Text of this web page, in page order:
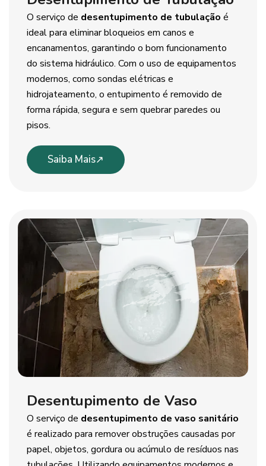
O serviço de desentupimento de tubulação é
ideal para eliminar bloqueios em canos e
encanamentos, garantindo o bom funcionamento
do sistema hidráulico. Com o uso de equipamentos
modernos, como sondas elétricas e
hidrojateamento, o entupimento é removido de
forma rápida, segura e sem quebrar paredes ou
pisos.
Saiba Mais
Desentupimento de Vaso
O serviço de desentupimento de vaso sanitário
é realizado para remover obstruções causadas por
papel, objetos, gordura ou acúmulo de resíduos nas